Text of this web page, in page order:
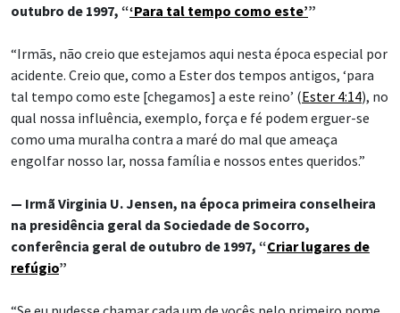
outubro de 1997, “‘Para tal tempo como este’”
“Irmãs, não creio que estejamos aqui nesta época especial por
acidente. Creio que, como a Ester dos tempos antigos, ‘para
tal tempo como este [chegamos] a este reino’ (Ester 4:14), no
qual nossa influência, exemplo, força e fé podem erguer-se
como uma muralha contra a maré do mal que ameaça
engolfar nosso lar, nossa família e nossos entes queridos.”
— Irmã Virginia U. Jensen, na época primeira conselheira
na presidência geral da Sociedade de Socorro,
conferência geral de outubro de 1997, “Criar lugares de
refúgio”